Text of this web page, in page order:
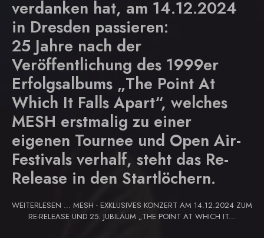
verdanken hat, am 14.12.2024
in Dresden passieren:
25 Jahre nach der
Veröffentlichung des 1999er
Erfolgsalbums „The Point At
Which It Falls Apart“, welches
MESH erstmalig zu einer
eigenen Tournee und Open Air-
Festivals verhalf, steht das Re-
Release in den Startlöchern.
WEITERLESEN … MESH - EXKLUSIVES KONZERT AM 14.12.2024 ZUM
RE-RELEASE UND 25. JUBILÄUM „THE POINT AT WHICH IT...